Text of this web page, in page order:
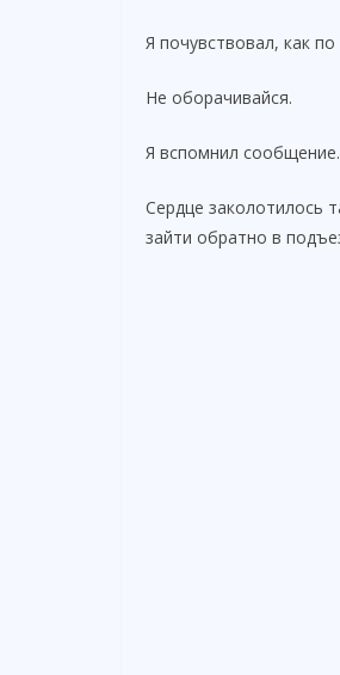
Я почувствовал, как
Не оборачивайся.
Я вспомнил сообщение.
Сердце заколотилось
зайти обратно в